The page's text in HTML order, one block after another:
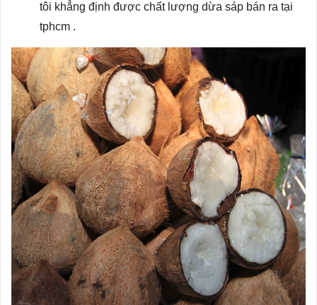
tôi khẳng định được chất lượng dừa sáp bán ra tại
tphcm .